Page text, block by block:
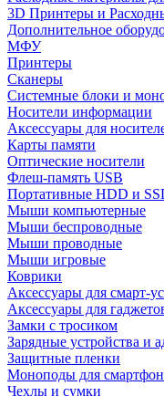
3D Принтеры и
Дополнительное
МФУ
Принтеры
Сканеры
Системные блоки и
Носители информации
Аксессуары для
Карты памяти
Оптические носители
Флеш-память USB
Портативные HDD и
Мыши компьютерные
Мыши беспроводные
Мыши проводные
Мыши игровые
Коврики
Аксессуары для смарт-
Аксессуары для
Замки с тросиком
Зарядные устройства и
Защитные пленки
Моноподы для
Чехлы и сумки